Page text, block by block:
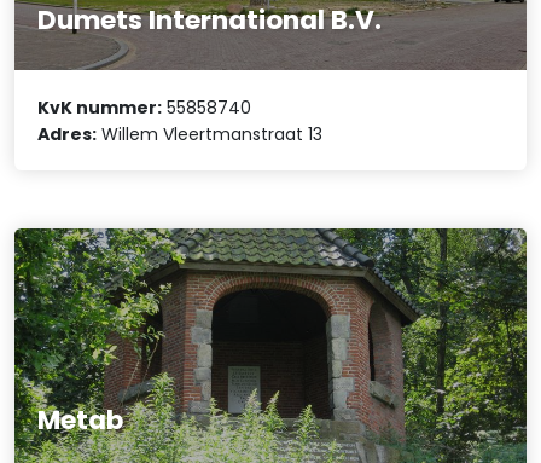
Dumets International B.V.
KvK nummer: 55858740
Adres: Willem Vleertmanstraat 13
Metab